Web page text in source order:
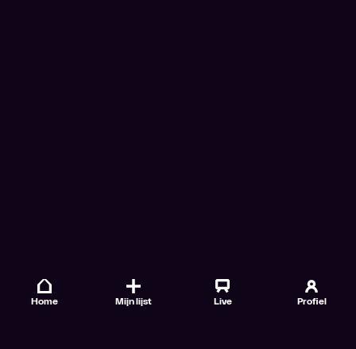
Home Mijn lijst Live Profiel